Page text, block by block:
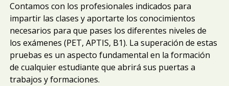
Contamos con los profesionales indicados para
impartir las clases y aportarte los conocimientos
necesarios para que pases los diferentes niveles de
los exámenes (PET, APTIS, B1). La superación de estas
pruebas es un aspecto fundamental en la formación
de cualquier estudiante que abrirá sus puertas a
trabajos y formaciones.